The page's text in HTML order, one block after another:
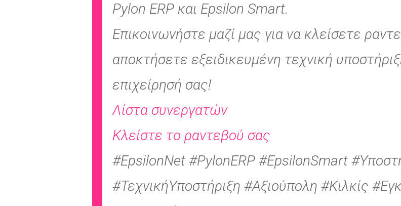
Pylon ERP και Epsilon Smart.
Επικοινωνήστε μαζί μας για να κλείσετε
αποκτήσετε εξειδικευμένη τεχνική
επιχείρησή σας!
Λίστα συνεργατών
Κλείστε το ραντεβού σας
#EpsilonNet #PylonERP #EpsilonSmart
#ΤεχνικήΥποστήριξη #Αξιούπολη #Κιλκίς